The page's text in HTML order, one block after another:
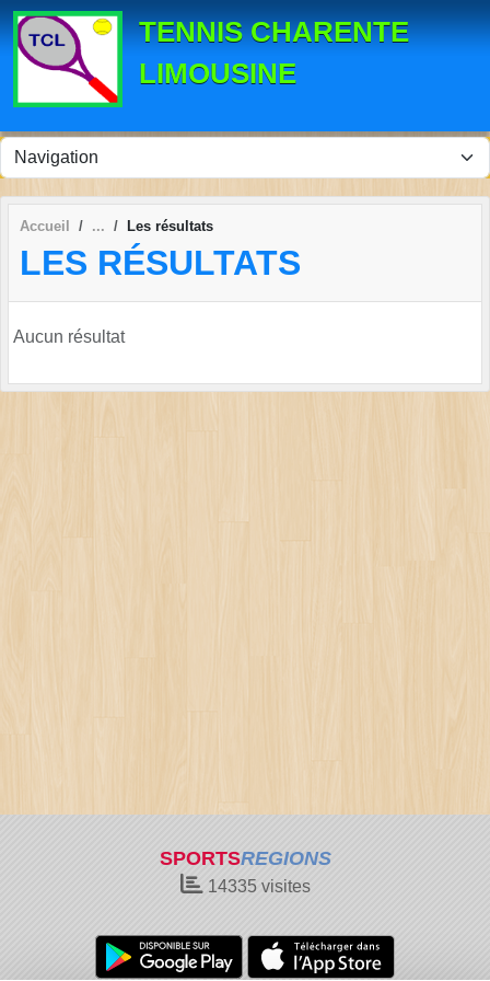
TENNIS CHARENTE
LIMOUSINE
Accueil Les résultats
LES RÉSULTATS
Aucun résultat
SPORTSREGIONS
14335visites
Panneau de gestion des cookies